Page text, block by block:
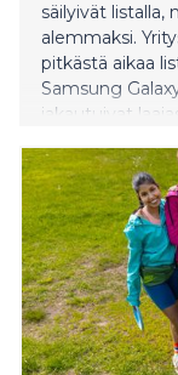
säilyivät listalla,
alemmaksi.
pitkästä aikaa
Samsung
jakautuivat